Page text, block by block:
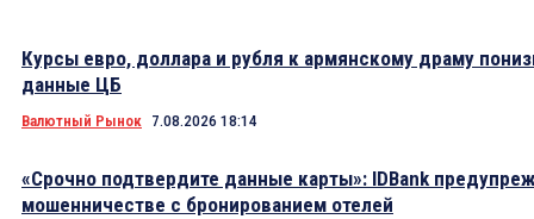
Курсы евро, доллара и рубля к армянскому драму
данные ЦБ
Валютный Рынок 7.08.2026 18:14
«Срочно подтвердите данные карты»: IDBank
мошенничестве с бронированием отелей